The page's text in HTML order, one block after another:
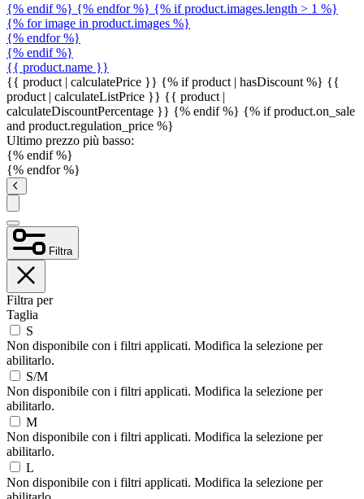
{% endif %} {% endfor %} {% if product.images.length > 1 %}
{% for image in product.images %}
{% endfor %}
{% endif %}
{{ product.name }}
{{ product | calculatePrice }} {% if product | hasDiscount %} {{
product | calculateListPrice }} {{ product |
calculateDiscountPercentage }} {% endif %} {% if product.on_sale
and product.regulation_price %}
Ultimo prezzo più basso:
{% endif %}
{% endfor %}
Filtra
Filtra per
Taglia
S
Non disponibile con i filtri applicati. Modifica la selezione per
abilitarlo.
S/M
Non disponibile con i filtri applicati. Modifica la selezione per
abilitarlo.
M
Non disponibile con i filtri applicati. Modifica la selezione per
abilitarlo.
L
Non disponibile con i filtri applicati. Modifica la selezione per